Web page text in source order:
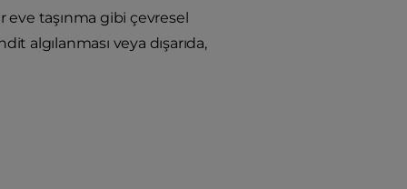
eve taşınma gibi çevresel
algılanması veya dışarıda,